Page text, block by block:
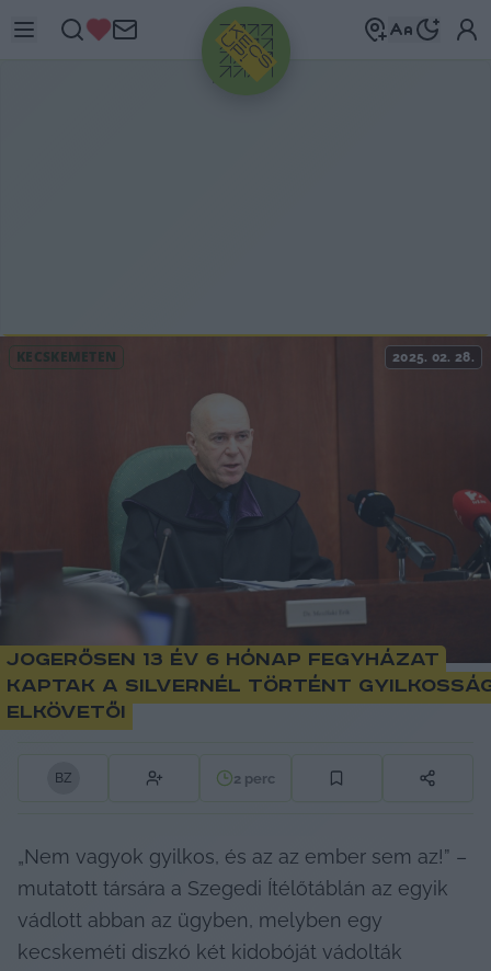
HIRDETÉS
KECSKEMÉTEN 2025. 02. 28.
Jogerősen 13 év 6 hónap fegyházat
kaptak a Silvernél történt
elkövetői
BZ 2 perc
„Nem vagyok gyilkos, és az az ember sem az!” –
mutatott társára a Szegedi Ítélőtáblán az egyik
vádlott abban az ügyben, melyben egy
kecskeméti diszkó két kidobóját vádolták